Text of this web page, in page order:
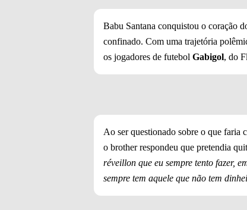
Babu Santana conquistou o coração
confinado. Com uma trajetória
os jogadores de futebol Gabigol, do
Ao ser questionado sobre o que faria
o brother respondeu que pretendia
réveillon que eu sempre tento fazer,
sempre tem aquele que não tem